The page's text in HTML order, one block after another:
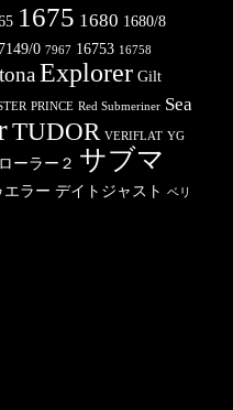
1675 1680 1680/8
7149/0 7967 16753 16758
Explorer Gilt
PRINCE Red Submeriner Sea
TUDOR VERIFLAT YG
ーラー２ サブマ
エラー デイトジャスト
ベリ